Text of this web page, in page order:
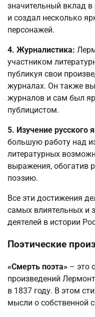
значительный вклад в
и создал несколько
персонажей.
4. Журналистика:
участником
публикуя свои
журналах. Он также
журналов и сам был
публицистом.
5. Изучение русского
большую работу над
литературных
выражения, обогатив
поэзию.
Все эти достижения
самых влиятельных и
деятелей в истории
Поэтические
«Смерть поэта» – это
произведений
в 1837 году. В этом
мысли о собственной